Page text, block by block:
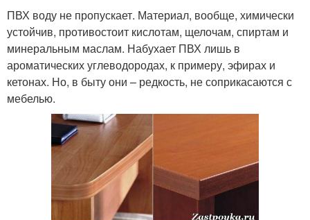
ПВХ воду не пропускает. Материал, вообще, химически
устойчив, противостоит кислотам, щелочам, спиртам и
минеральным маслам. Набухает ПВХ лишь в
ароматических углеводородах, к примеру, эфирах и
кетонах. Но, в быту они – редкость, не соприкасаются с
мебелью.